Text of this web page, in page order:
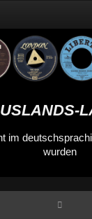
im
wurden